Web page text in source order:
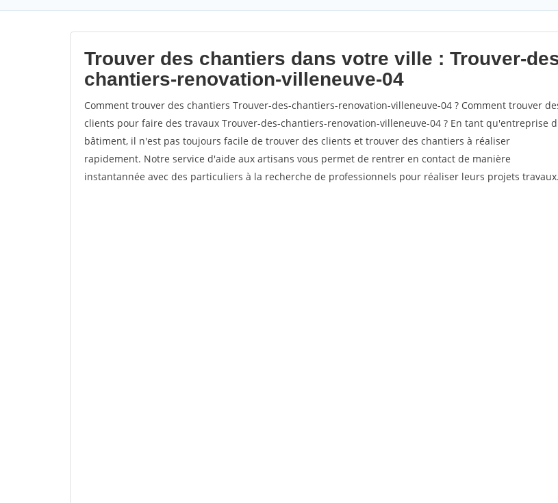
Trouver des chantiers dans votre ville : Trouver-
chantiers-renovation-villeneuve-04
Comment trouver des chantiers Trouver-des-chantiers-renovation-villeneuve-04 ? Comment trouver
clients pour faire des travaux Trouver-des-chantiers-renovation-villeneuve-04 ? En tant qu'entreprise
bâtiment, il n'est pas toujours facile de trouver des clients et trouver des chantiers à réaliser
rapidement. Notre service d'aide aux artisans vous permet de rentrer en contact de manière
instantannée avec des particuliers à la recherche de professionnels pour réaliser leurs projets travaux.